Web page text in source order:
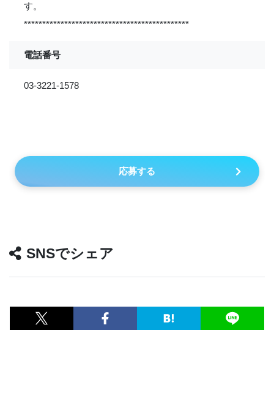
す。
*********************************************
電話番号
03-3221-1578
応募する
SNSでシェア